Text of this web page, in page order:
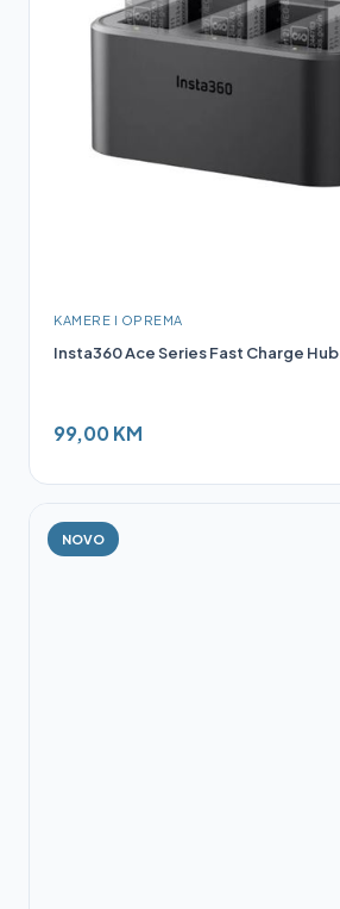
KAMERE I OPREMA
Insta360 Ace Series Fast Charge Hub
99,00 KM
NOVO